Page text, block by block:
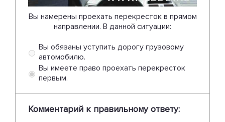
Вы намерены проехать перекресток в прямом
направлении. В данной ситуации:
Вы обязаны уступить дорогу грузовому
автомобилю.
Вы имеете право проехать перекресток
первым.
Комментарий к правильному ответу: